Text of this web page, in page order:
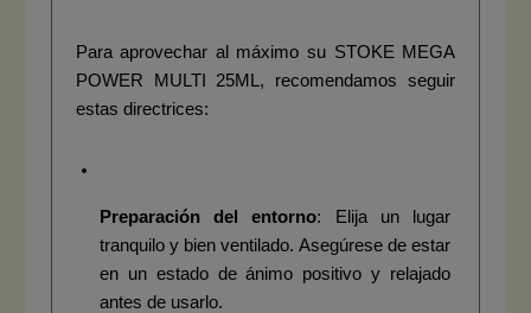
Para aprovechar al máximo su STOKE MEGA
POWER MULTI 25ML, recomendamos seguir
estas directrices:
Preparación del entorno: Elija un lugar
tranquilo y bien ventilado. Asegúrese de estar
en un estado de ánimo positivo y relajado
antes de usarlo.